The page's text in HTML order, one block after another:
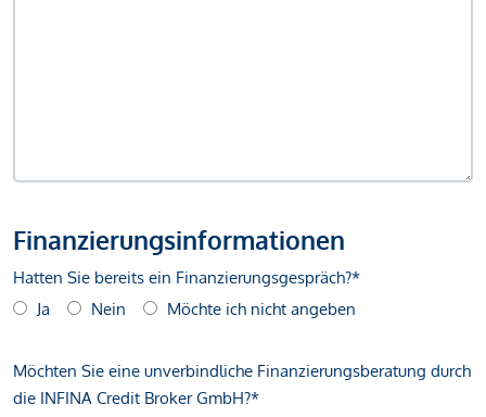
Finanzierungsinformationen
Hatten Sie bereits ein Finanzierungsgespräch?*
Ja
Nein Möchte ich nicht angeben
Möchten Sie eine unverbindliche Finanzierungsberatung durch
die INFINA Credit Broker GmbH?*